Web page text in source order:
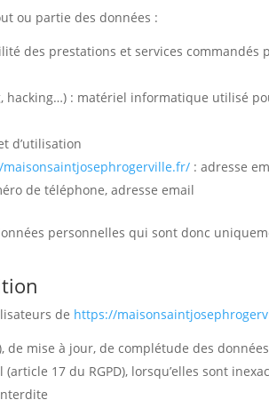
ou partie des données :
des prestations et services commandés
: matériel informatique utilisé
d’utilisation
: adresse
de téléphone, adresse email
personnelles qui sont donc
de https://
de mise à jour, de complétude des
17 du RGPD), lorsqu’elles sont